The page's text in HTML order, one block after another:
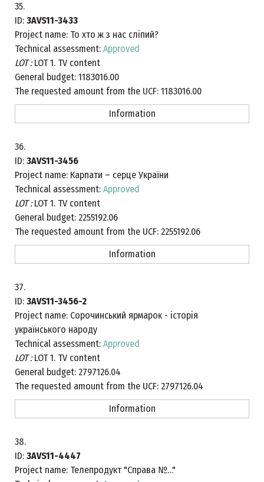
35.
ID: 3AVS11-3433
Project name: То хто ж з нас сліпий?
Technical assessment: Approved
LOT :LOT 1. TV content
General budget: 1183016.00
The requested amount from the UCF: 1183016.00
Information
36.
ID: 3AVS11-3456
Project name: Карпати – серце України
Technical assessment: Approved
LOT :LOT 1. TV content
General budget: 2255192.06
The requested amount from the UCF: 2255192.06
Information
37.
ID: 3AVS11-3456-2
Project name: Сорочинський ярмарок - історія
українського народу
Technical assessment: Approved
LOT :LOT 1. TV content
General budget: 2797126.04
The requested amount from the UCF: 2797126.04
Information
38.
ID: 3AVS11-4447
Project name: Телепродукт "Справа №…"